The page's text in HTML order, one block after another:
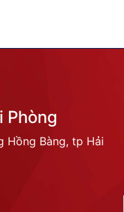
Phòng
Hồng Bàng, tp Hải